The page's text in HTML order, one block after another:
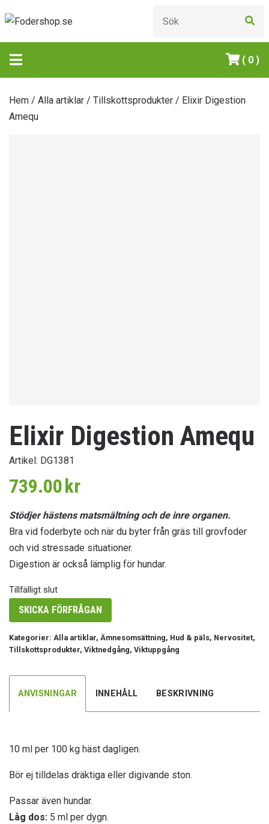
( 0 )
Hem / Alla artiklar / Tillskottsprodukter / Elixir Digestion
Amequ
Elixir Digestion Amequ
Artikel: DG1381
739.00 kr
Stödjer hästens matsmältning och de inre organen.
Bra vid foderbyte och när du byter från gräs till grovfoder
och vid stressade situationer.
Digestion är också lämplig för hundar.
Tillfälligt slut
SKICKA FÖRFRÅGAN
Kategorier: Alla artiklar, Ämnesomsättning, Hud & päls, Nervositet,
Tillskottsprodukter, Viktnedgång, Viktuppgång
ANVISNINGAR INNEHÅLL BESKRIVNING
10 ml per 100 kg häst dagligen.
Bör ej tilldelas dräktiga eller digivande ston.
Passar även hundar.
Låg dos: 5 ml per dygn.